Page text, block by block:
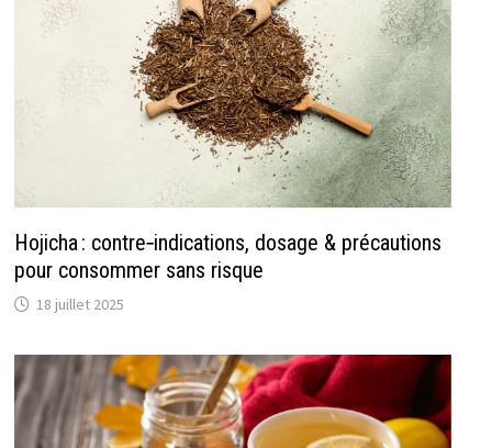
Hojicha : contre‑indications, dosage & précautions
pour consommer sans risque
18 juillet 2025